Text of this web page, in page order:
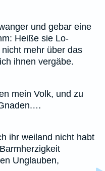
und gebar eine
Heiße sie Lo-
mehr über das
ihnen vergäbe.
mein Volk, und zu
ihr weiland nicht habt
Unglauben,